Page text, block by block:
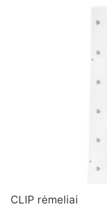
CLIP rėmeliai